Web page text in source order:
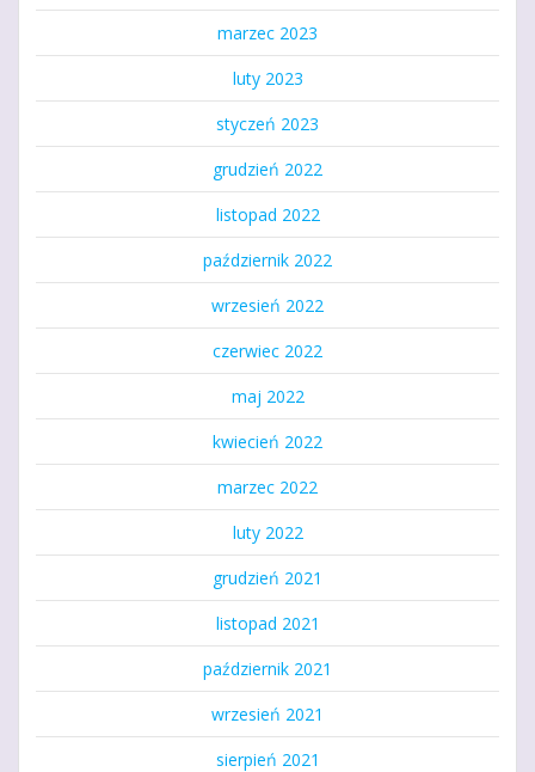
marzec 2023
luty 2023
styczeń 2023
grudzień 2022
listopad 2022
październik 2022
wrzesień 2022
czerwiec 2022
maj 2022
kwiecień 2022
marzec 2022
luty 2022
grudzień 2021
listopad 2021
październik 2021
wrzesień 2021
sierpień 2021